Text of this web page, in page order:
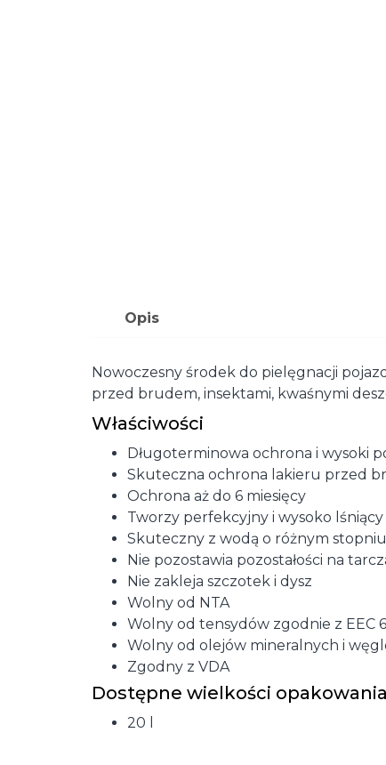
Opis
Nowoczesny środek do pielęgnacji
przed brudem, insektami, kwaśnymi
Właściwości
Długoterminowa ochrona i wysoki
Skuteczna ochrona lakieru przed
Ochrona aż do 6 miesięcy
Tworzy perfekcyjny i wysoko lśniący
Skuteczny z wodą o różnym
Nie pozostawia pozostałości na
Nie zakleja szczotek i dysz
Wolny od NTA
Wolny od tensydów zgodnie z EEC
Wolny od olejów mineralnych i
Zgodny z VDA
Dostępne wielkości opakowania
20 l